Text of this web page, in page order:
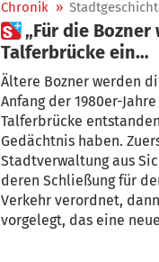
Chronik »
 „Für die Bozner war die alte
Talferbrücke ein
Herzensanliegen“
Ältere Bozner werden
Anfang der 1980er-
Talferbrücke
Gedächtnis haben.
Stadtverwaltung aus
deren Schließung für
Verkehr verordnet,
vorgelegt, das eine